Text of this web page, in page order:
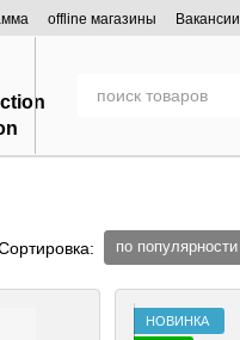
offline магазины
Вакансии
по популярности
НОВИНКА